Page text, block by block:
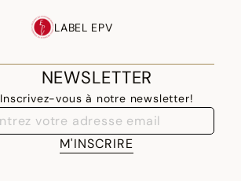
LABEL EPV
NEWSLETTER
Inscrivez-vous à notre newsletter!
M'INSCRIRE